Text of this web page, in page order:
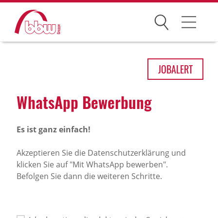
Suchen
Über uns
Leitbild
Gesellschaften
Historie
JOBALERT
What­sApp Bewer­bung
Es ist ganz einfach!
Akzeptieren Sie die Datenschutzerklärung und
klicken Sie auf "Mit WhatsApp bewerben".
Befolgen Sie dann die weiteren Schritte.